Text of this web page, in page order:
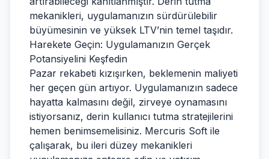
mekanikleri, uygulamanızın sürdürülebilir
büyümesinin ve yüksek LTV’nin temel taşıdır.
Harekete Geçin: Uygulamanızın Gerçek
Potansiyelini Keşfedin
Pazar rekabeti kızışırken, beklemenin maliyeti
her geçen gün artıyor. Uygulamanızın sadece
hayatta kalmasını değil, zirveye oynamasını
istiyorsanız, derin kullanıcı tutma stratejilerini
hemen benimsemelisiniz. Mercuris Soft ile
çalışarak, bu ileri düzey mekanikleri